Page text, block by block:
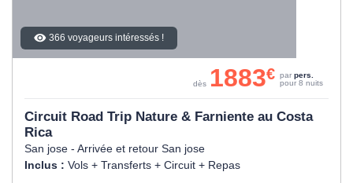
366 voyageurs intéressés !
Circuit Road Trip Nature & Farniente au Costa
Rica
San jose - Arrivée et retour San jose
Inclus : Vols + Transferts + Circuit + Repas
dès 1883€ par pers.
pour 8 nuits